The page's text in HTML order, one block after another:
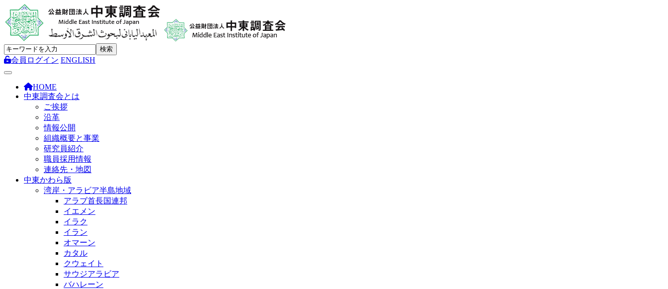
会員ログイン ENGLISH
Toggle navigation
HOME
中東調査会とは
ご挨拶
沿革
情報公開
組織概要と事業
研究員紹介
職員採用情報
連絡先・地図
中東かわら版
湾岸・アラビア半島地域
アラブ首長国連邦
イエメン
イラク
イラン
オマーン
カタル
クウェイト
サウジアラビア
バハレーン